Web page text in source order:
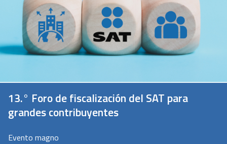
13.° Foro de fiscalización del SAT para
grandes contribuyentes
Evento magno